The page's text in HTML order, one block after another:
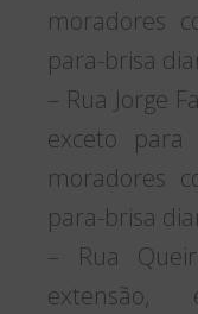
moradores
para-brisa
– Rua Jorge
exceto para
moradores
para-brisa
– Rua
extensão,